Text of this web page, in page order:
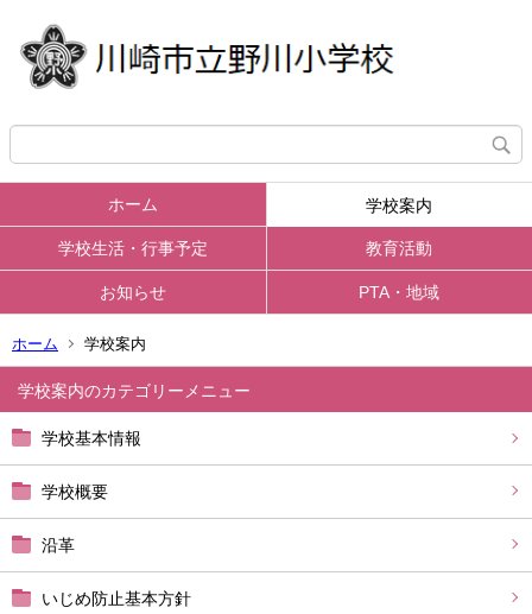
ホーム 学校案内
学校生活・行事予定 教育活動
お知らせ PTA・地域
ホーム 学校案内
学校案内
学校基本情報
学校概要
沿革
いじめ防止基本方針